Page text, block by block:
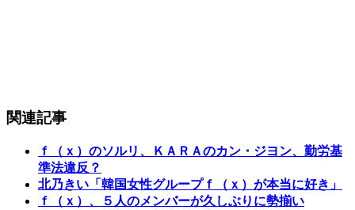
関連記事
ｆ（ｘ）のソルリ、ＫＡＲＡのカン・ジヨン、勤労基
準法違反？
北乃きい「韓国女性グループｆ（ｘ）が本当に好き」
ｆ（ｘ）、５人のメンバーが久しぶりに勢揃い